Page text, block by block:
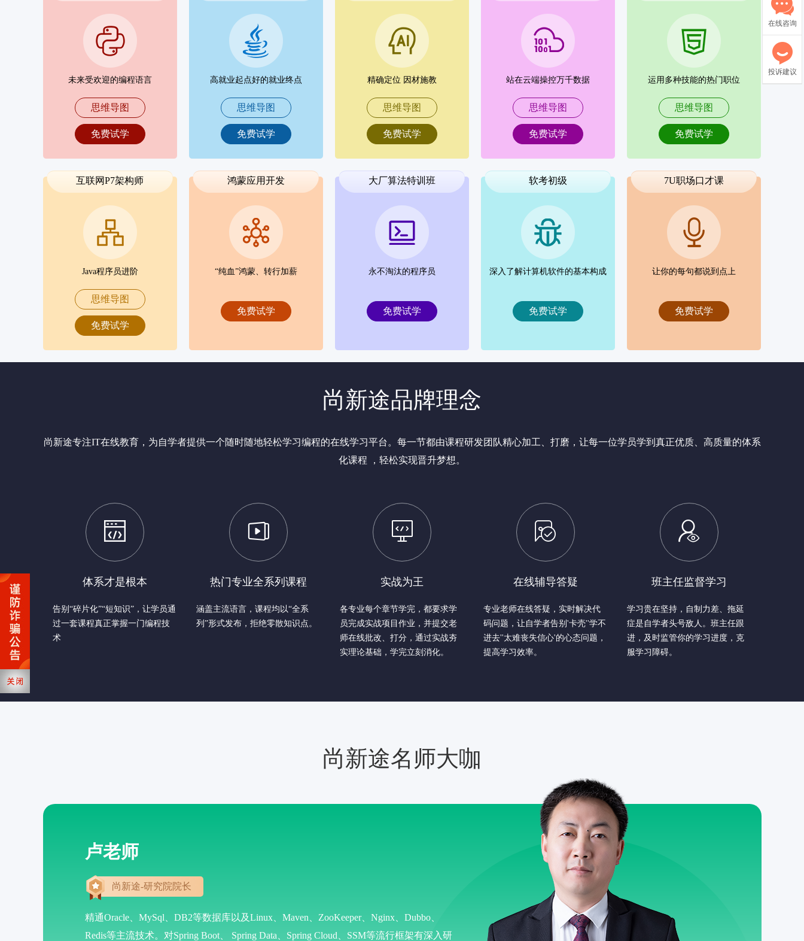
未来受欢迎的编程语言
思维导图
免费试学
高就业起点好的就业终点
思维导图
免费试学
精确定位 因材施教
思维导图
免费试学
站在云端操控万千数据
思维导图
免费试学
运用多种技能的热门职位
思维导图
免费试学
互联网P7架构师
Java程序员进阶
思维导图
免费试学
鸿蒙应用开发
“纯血”鸿蒙、转行加薪
免费试学
大厂算法特训班
永不淘汰的程序员
免费试学
软考初级
深入了解计算机软件的基本构成
免费试学
7U职场口才课
让你的每句都说到点上
免费试学
尚新途品牌理念
尚新途专注IT在线教育，为自学者提供一个随时随地轻松学习编程的在线学习平台。每一节都由课程研发团队精心加工、打磨，让每一位学员学到真正优质、高质量的体系
化课程 ，轻松实现晋升梦想。
体系才是根本
告别“碎片化”“短知识”，让学员通
过一套课程真正掌握一门编程技
术

热门专业全系列课程
涵盖主流语言，课程均以“全系
列”形式发布，拒绝零散知识点。

实战为王
各专业每个章节学完，都要求学
员完成实战项目作业，并提交老
师在线批改、打分，通过实战夯
实理论基础，学完立刻消化。

在线辅导答疑
专业老师在线答疑，实时解决代
码问题，让自学者告别'卡壳''学不
进去''太难丧失信心'的心态问题，
提高学习效率。

班主任监督学习
学习贵在坚持，自制力差、拖延
症是自学者头号敌人。班主任跟
进，及时监管你的学习进度，克
服学习障碍。
尚新途名师大咖
张老师
尚新途-Java学院院长
擅长框架、分布式、微服务等课程讲解。关注区块链技术等新兴技术。用最通俗精简的语
言描述学生们未知的世界。
在线咨询
投诉建议